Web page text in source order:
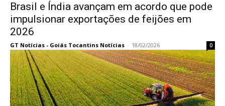
Brasil e Índia avançam em acordo que pode
impulsionar exportações de feijões em
2026
GT Notícias - Goiás Tocantins Notícias - 18/02/2026 0